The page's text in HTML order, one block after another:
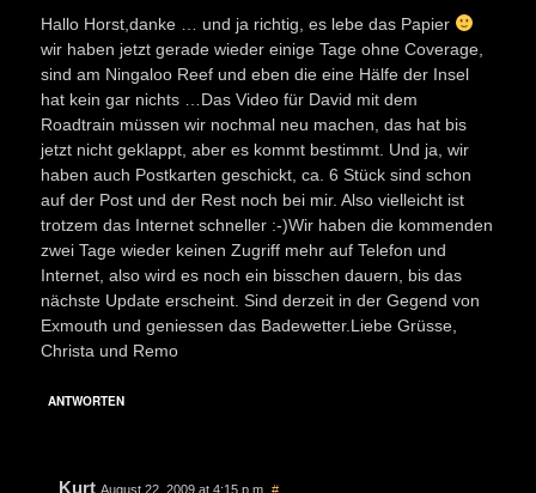
Hallo Horst,danke … und ja richtig, es lebe das Papier
wir haben jetzt gerade wieder einige Tage ohne Coverage,
sind am Ningaloo Reef und eben die eine Hälfe der Insel
hat kein gar nichts …Das Video für David mit dem
Roadtrain müssen wir nochmal neu machen, das hat bis
jetzt nicht geklappt, aber es kommt bestimmt. Und ja, wir
haben auch Postkarten geschickt, ca. 6 Stück sind schon
auf der Post und der Rest noch bei mir. Also vielleicht ist
trotzem das Internet schneller :-)Wir haben die kommenden
zwei Tage wieder keinen Zugriff mehr auf Telefon und
Internet, also wird es noch ein bisschen dauern, bis das
nächste Update erscheint. Sind derzeit in der Gegend von
Exmouth und geniessen das Badewetter.Liebe Grüsse,
Christa und Remo
ANTWORTEN
Kurt August 22, 2009 at 4:15 p.m. #